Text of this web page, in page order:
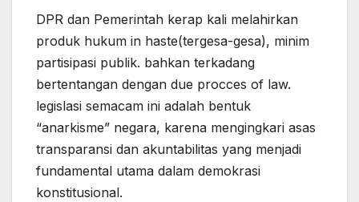
DPR dan Pemerintah kerap kali melahirkan
produk hukum in haste(tergesa-gesa), minim
partisipasi publik. bahkan terkadang
bertentangan dengan due procces of law.
legislasi semacam ini adalah bentuk
“anarkisme” negara, karena mengingkari asas
transparansi dan akuntabilitas yang menjadi
fundamental utama dalam demokrasi
konstitusional.